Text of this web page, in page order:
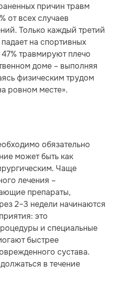
причин травм
от всех случаев
Только каждый третий
на спортивных
травмируют плечо
доме – выполняя
физическим трудом
ровном месте».
обязательно
может быть как
Чаще
лечения –
препараты,
2–3 недели начинаются
это
и специальные
быстрее
сустава.
в течение